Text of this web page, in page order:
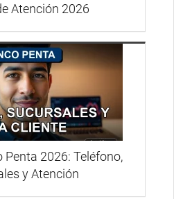
Atención 2026
2026: Teléfono,
y Atención